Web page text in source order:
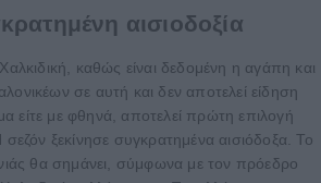
αισιοδοξία
καθώς είναι δεδομένη η αγάπη και
σε αυτή και δεν αποτελεί είδηση
είτε με φθηνά, αποτελεί πρώτη επιλογή
ξεκίνησε συγκρατημένα αισιόδοξα. Το
θα σημάνει, σύμφωνα με τον πρόεδρο